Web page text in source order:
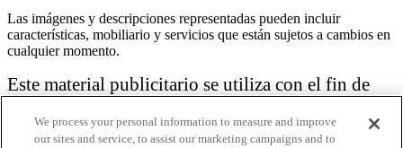
Las imágenes y descripciones representadas pueden incluir
características, mobiliario y servicios que están sujetos a cambios en
cualquier momento.
Este material publicitario se utiliza con el fin de
vacacional.
We process your personal information to measure and improve
our sites and service, to assist our marketing campaigns and to